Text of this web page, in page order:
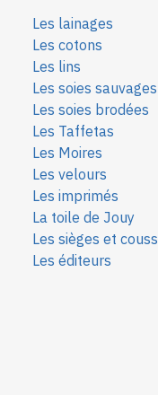
Les lainages
Les cotons
Les lins
Les soies sauvages
Les soies brodées
Les Taffetas
Les Moires
Les velours
Les imprimés
La toile de Jouy
Les sièges et
Les éditeurs